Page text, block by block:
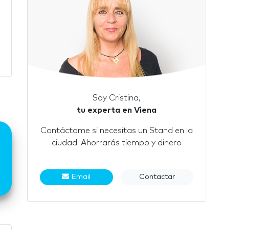
Soy Cristina,
tu experta en Viena
Contáctame si necesitas un Stand en la
ciudad. Ahorrarás tiempo y dinero
Email Contactar